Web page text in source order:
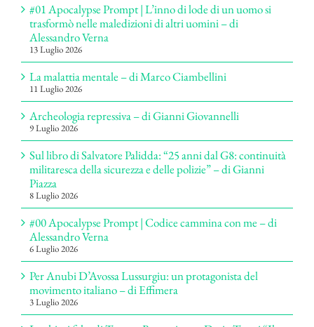
#01 Apocalypse Prompt | L’inno di lode di un uomo si
trasformò nelle maledizioni di altri uomini – di
Alessandro Verna
13 Luglio 2026
La malattia mentale – di Marco Ciambellini
11 Luglio 2026
Archeologia repressiva – di Gianni Giovannelli
9 Luglio 2026
Sul libro di Salvatore Palidda: “25 anni dal G8: continuità
militaresca della sicurezza e delle polizie” – di Gianni
Piazza
8 Luglio 2026
#00 Apocalypse Prompt | Codice cammina con me – di
Alessandro Verna
6 Luglio 2026
Per Anubi D’Avossa Lussurgiu: un protagonista del
movimento italiano – di Effimera
3 Luglio 2026